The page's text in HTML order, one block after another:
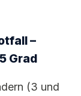
–
Grad
(3 und